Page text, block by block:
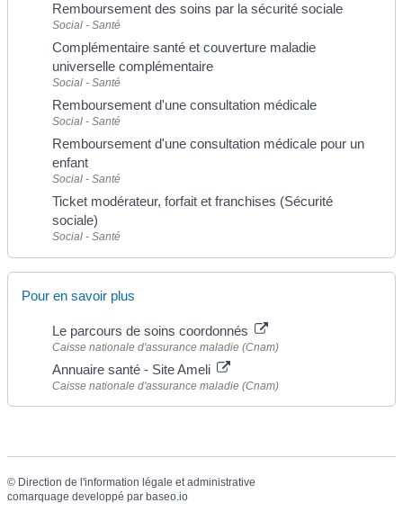
Remboursement des soins par la sécurité sociale
Social - Santé
Complémentaire santé et couverture maladie
universelle complémentaire
Social - Santé
Remboursement d'une consultation médicale
Social - Santé
Remboursement d'une consultation médicale pour un
enfant
Social - Santé
Ticket modérateur, forfait et franchises (Sécurité
sociale)
Social - Santé
Pour en savoir plus
Le parcours de soins coordonnés
Caisse nationale d'assurance maladie (Cnam)
Annuaire santé - Site Ameli
Caisse nationale d'assurance maladie (Cnam)
© Direction de l'information légale et administrative
comarquage developpé par baseo.io